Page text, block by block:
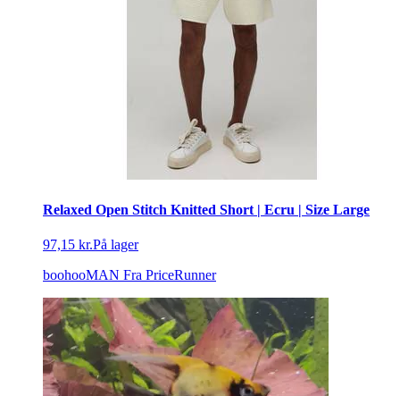
Relaxed Open Stitch Knitted Short | Ecru | Size Large
97,15 kr.På lager
boohooMAN Fra PriceRunner